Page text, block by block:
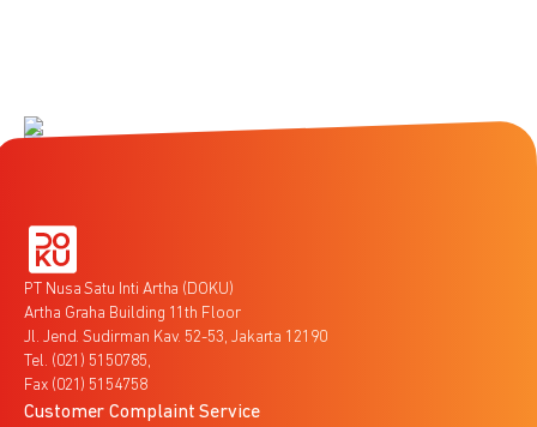
PT Nusa Satu Inti Artha (DOKU)
Artha Graha Building 11th Floor
Jl. Jend. Sudirman Kav. 52-53, Jakarta 12190
Tel. (021) 5150785,
Fax (021) 5154758
Customer Complaint Service